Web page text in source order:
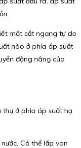
mặt cắt ngang tự do
nào ở phía áp suất
động nâng của
thụ ở phía áp suất hạ
Có thể lắp van